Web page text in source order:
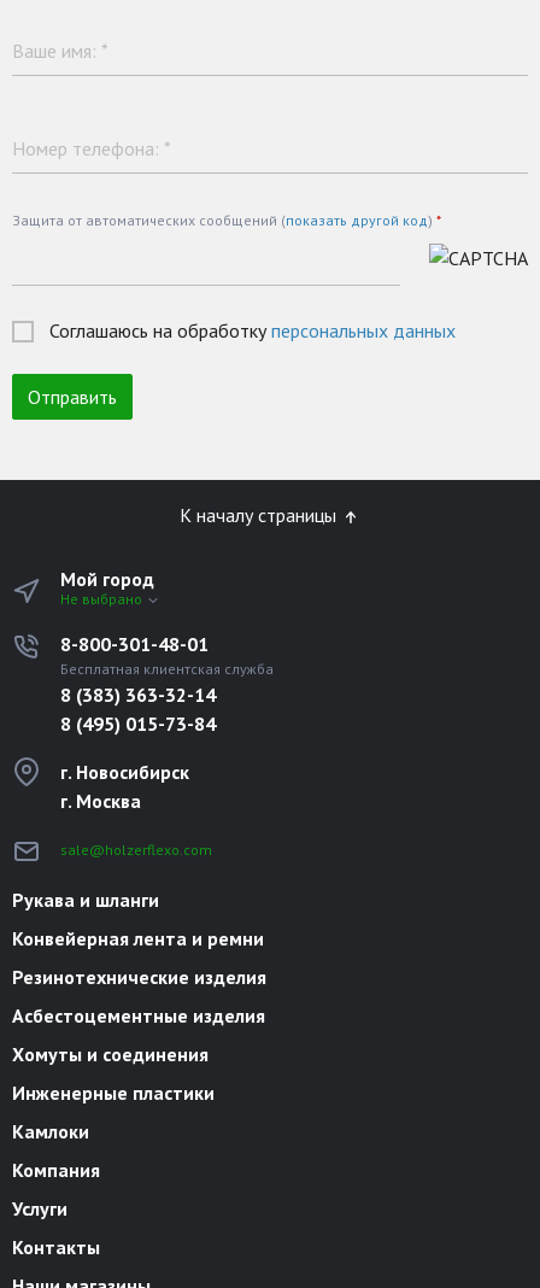
Ваше имя: *
Номер телефона: *
Защита от автоматических сообщений (показать другой код) *
Соглашаюсь на обработкуперсональных данных
К началу страницы
Мой город
Не выбрано
8-800-301-48-01
Бесплатная клиентская служба
8 (383) 363-32-14
8 (495) 015-73-84
г. Новосибирск
г. Москва
sale@holzerflexo.com
Рукава и шланги
Конвейерная лента и ремни
Резинотехнические изделия
Асбестоцементные изделия
Хомуты и соединения
Инженерные пластики
Камлоки
Компания
Услуги
Контакты